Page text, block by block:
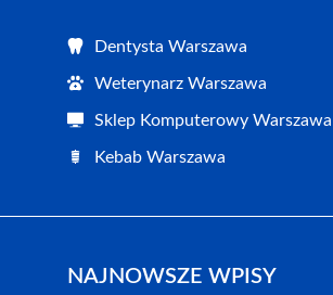
Dentysta Warszawa
Weterynarz Warszawa
Sklep Komputerowy Warszawa
Kebab Warszawa
NAJNOWSZE WPISY